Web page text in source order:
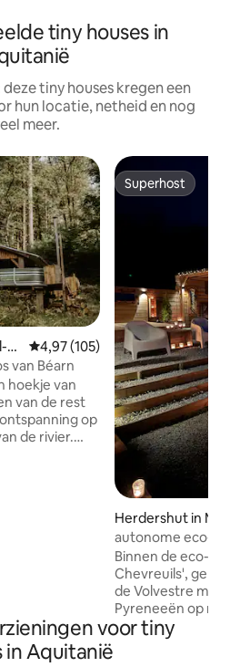
tiny houses in
tiny houses kregen een
hun locatie, netheid en nog
meer.
Gemiddelde beoordeling van
4,97 (105)
van Béarn
hoekje van
van de rest
op
de rivier.
Superhost
Superhost
Herdershut in
cage
autonome eco-
Binnen de eco-
Chevreuils',
de Volvestre met
Pyreneeën op
Toulouse. La
verwelkomt je
voor tiny
in Aquitanië